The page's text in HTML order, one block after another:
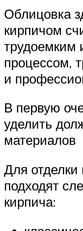
Облицовка
кирпичом
трудоемким
процессом,
и
В первую
уделить
материалов
Для отделки
подходят
кирпича: